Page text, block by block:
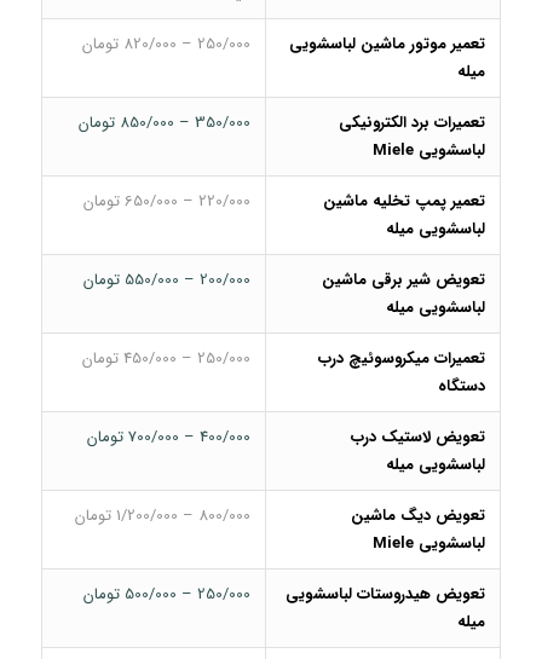
تعمیر موتور ماشین لباسشویی
میله
250/000 – 820/000 تومان
تعمیرات برد الکترونیکی
لباسشویی Miele
350/000 – 850/000 تومان
تعمیر پمپ تخلیه ماشین
لباسشویی میله
220/000 – 650/000 تومان
تعویض شیر برقی ماشین
لباسشویی میله
200/000 – 550/000 تومان
تعمیرات میکروسوئیچ درب
دستگاه
250/000 – 450/000 تومان
تعویض لاستیک درب
لباسشویی میله
400/000 – 700/000 تومان
تعویض دیگ ماشین
لباسشویی Miele
800/000 – 1/200/000 تومان
تعویض هیدروستات لباسشویی
میله
250/000 – 500/000 تومان